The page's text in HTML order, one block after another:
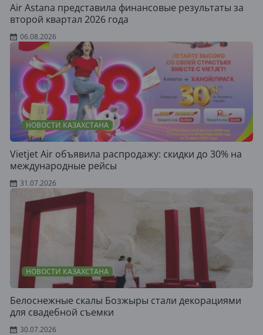
Air Astana представила финансовые результаты за
второй квартал 2026 года
06.08.2026
НОВОСТИ КАЗАХСТАНА
Vietjet Air объявила распродажу: скидки до 30% на
международные рейсы
31.07.2026
НОВОСТИ КАЗАХСТАНА
Белоснежные скалы Бозжыры стали декорациями
для свадебной съемки
30.07.2026